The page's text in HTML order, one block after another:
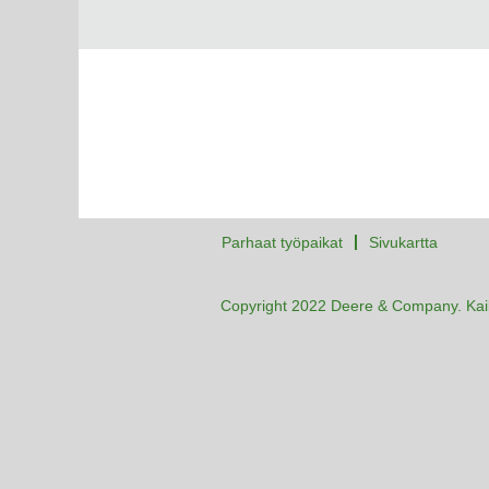
Parhaat työpaikat Sivukartta
Copyright 2022 Deere & Company.